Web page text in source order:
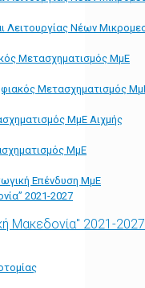
Λειτουργίας Νέων
Μετασχηματισμός ΜμΕ
Μετασχηματισμός
ΜμΕ Αιχμής
ΜμΕ
Επένδυση ΜμΕ
2021-2027
Μακεδονία" 2021-2027